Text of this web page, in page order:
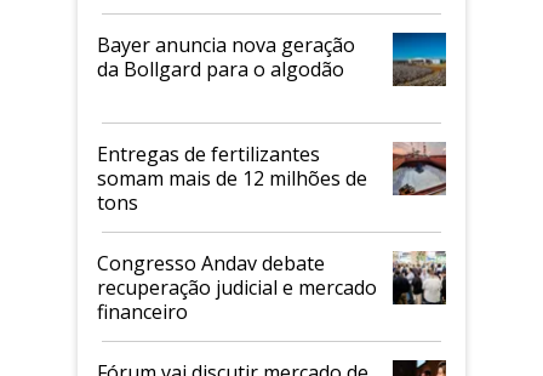
Bayer anuncia nova geração
da Bollgard para o algodão
Entregas de fertilizantes
somam mais de 12 milhões de
tons
Congresso Andav debate
recuperação judicial e mercado
financeiro